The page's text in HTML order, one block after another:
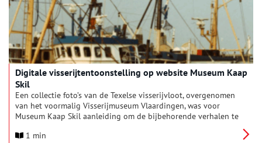
Digitale visserijtentoonstelling op website Museum Kaap
Skil
Een collectie foto’s van de Texelse visserijvloot, overgenomen
van het voormalig Visserijmuseum Vlaardingen, was voor
Museum Kaap Skil aanleiding om de bijbehorende verhalen te
klus. Het resultaat is een digitale tentoonstelling van de foto’s
1 min